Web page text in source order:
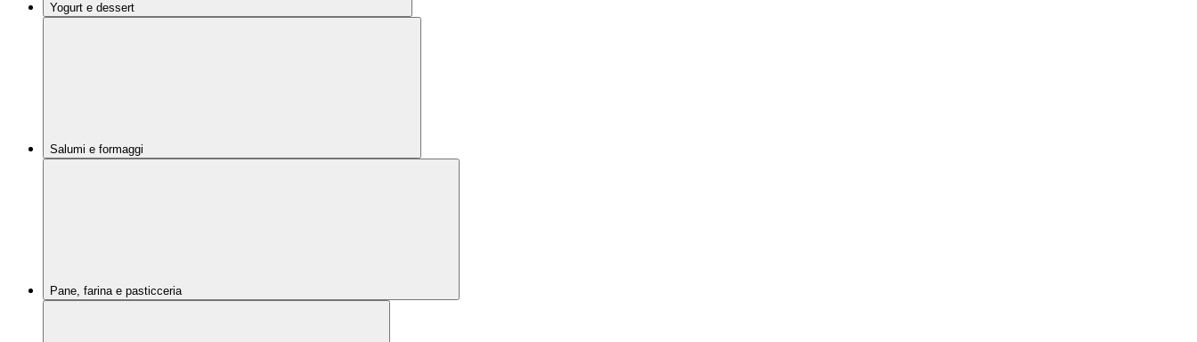
Yogurt e dessert
Salumi e formaggi
Pane, farina e pasticceria